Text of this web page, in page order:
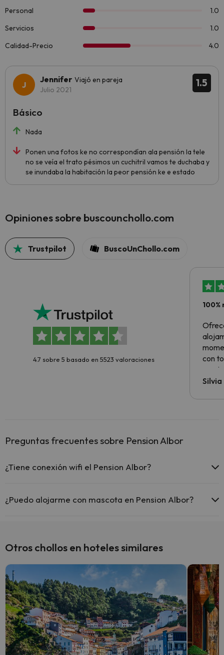
1.5
Jennifer Viajó en pareja
Julio 2021
Nada
Ponen una fotos ke no correspondían ala pensión la tele
no se veía el trato pésimos un cuchitril vamos te duchaba y
se inundaba la habitación la peor pensión ke e estado
Básico
Opiniones sobre buscounchollo.com
Trustpilot BuscoUnChollo.com
4.7 sobre 5 basado en 5523 valoraciones
con
Preguntas frecuentes sobre Pension Albor
¿Tiene conexión wifi el Pension Albor?
El Pension Albor ofrece Wi-Fi gratuito en zonas comunes.
¿Puedo alojarme con mascota en Pension Albor?
Otros chollos en hoteles similares